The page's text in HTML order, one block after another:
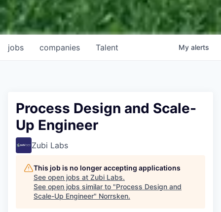
jobs companies Talent My alerts
Process Design and Scale-
Up Engineer
Zubi Labs
This job is no longer accepting applications
See open jobs at Zubi Labs.
See open jobs similar to "Process Design and
Scale-Up Engineer" Norrsken.